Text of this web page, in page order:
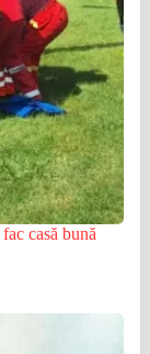
casă bună